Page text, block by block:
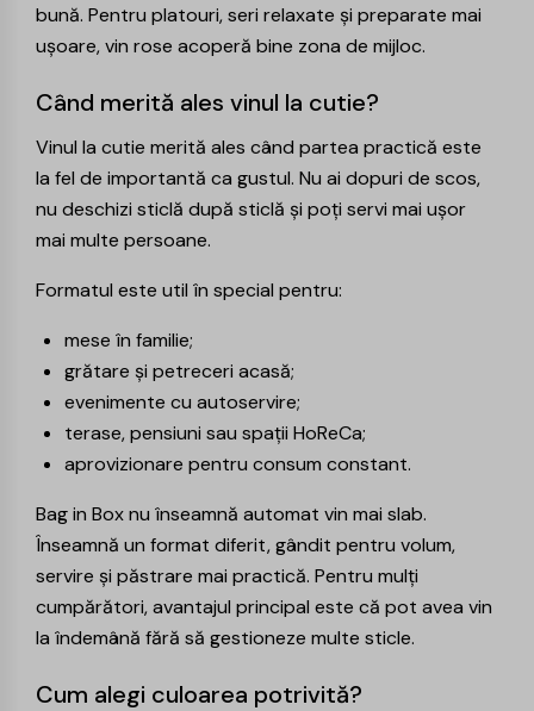
bună. Pentru platouri, seri relaxate și preparate mai
ușoare, vin rose acoperă bine zona de mijloc.
Când merită ales vinul la cutie?
Vinul la cutie merită ales când partea practică este
la fel de importantă ca gustul. Nu ai dopuri de scos,
nu deschizi sticlă după sticlă și poți servi mai ușor
mai multe persoane.
Formatul este util în special pentru:
mese în familie;
grătare și petreceri acasă;
evenimente cu autoservire;
terase, pensiuni sau spații HoReCa;
aprovizionare pentru consum constant.
Bag in Box nu înseamnă automat vin mai slab.
Înseamnă un format diferit, gândit pentru volum,
servire și păstrare mai practică. Pentru mulți
cumpărători, avantajul principal este că pot avea vin
la îndemână fără să gestioneze multe sticle.
Cum alegi culoarea potrivită?